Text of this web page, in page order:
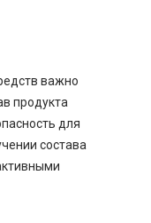
важно
продукта
для
состава